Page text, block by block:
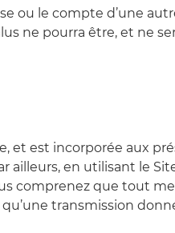
ou le compte d’une
ne pourra être, et ne
et est incorporée aux
en utilisant le
comprenez que tout
transmission